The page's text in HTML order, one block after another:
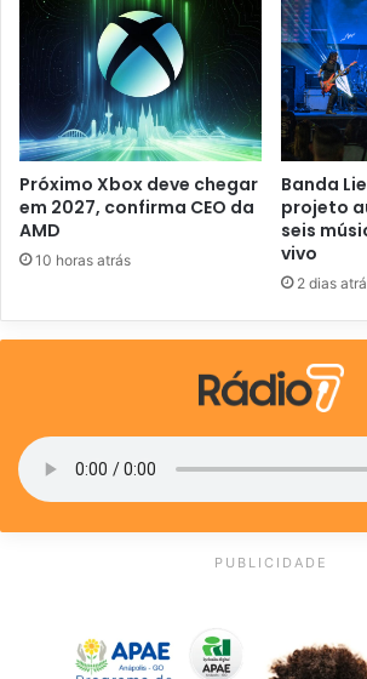
l
Próximo Xbox deve chegar
em 2027, confirma CEO da
AMD
10 horas atrás
Banda
projeto
seis
vivo
2 dias
PUBLICIDADE